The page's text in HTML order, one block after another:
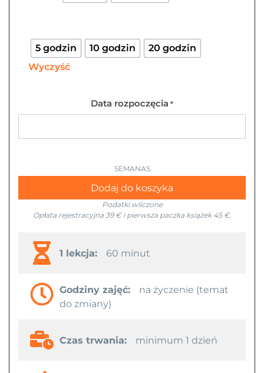
5 godzin 10 godzin 20 godzin
Wyczyść
Data rozpoczęcia *
Dodaj do koszyka
Podatki wliczone
Opłata rejestracyjna 39 € i pierwsza paczka książek 45 €.
1 lekcja: 60 minut
Godziny zajęć:
na życzenie (temat
do zmiany)
Czas trwania: minimum 1 dzień